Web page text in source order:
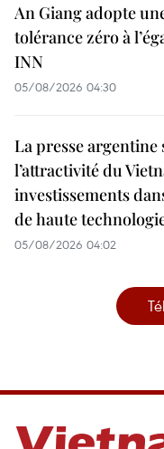
An Giang adopte
tolérance zéro à
INN
05/08/2026 04:30
La presse argentine
l’attractivité du
investissements
de haute
05/08/2026 04:02